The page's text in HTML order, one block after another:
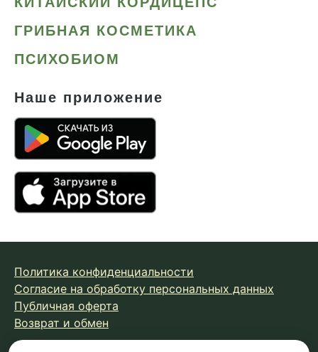
ГРИБНАЯ КОСМЕТИКА
ПСИХОБИОМ
Наше приложение
Политика конфиденциальности
Согласие на обработку персональных данных
Публичная оферта
Возврат и обмен